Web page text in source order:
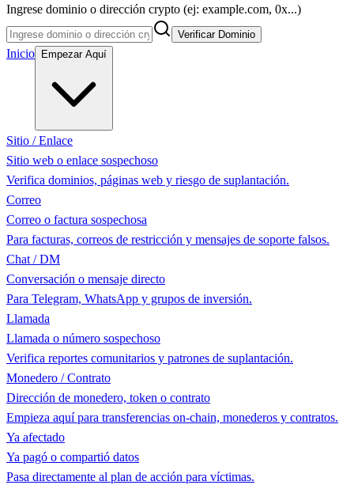
Ingrese dominio o dirección crypto (ej: example.com, 0x...)
Verificar Dominio
Inicio Empezar Aquí
Sitio / Enlace
Sitio web o enlace sospechoso
Verifica dominios, páginas web y riesgo de suplantación.
Correo
Correo o factura sospechosa
Para facturas, correos de restricción y mensajes de soporte falsos.
Chat / DM
Conversación o mensaje directo
Para Telegram, WhatsApp y grupos de inversión.
Llamada
Llamada o número sospechoso
Verifica reportes comunitarios y patrones de suplantación.
Monedero / Contrato
Dirección de monedero, token o contrato
Empieza aquí para transferencias on-chain, monederos y contratos.
Ya afectado
Ya pagó o compartió datos
Pasa directamente al plan de acción para víctimas.